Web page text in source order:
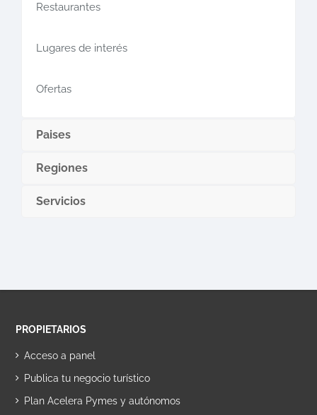
Restaurantes
Lugares de interés
Ofertas
Paises
Regiones
Servicios
PROPIETARIOS
Acceso a panel
Publica tu negocio turístico
Plan Acelera Pymes y autónomos